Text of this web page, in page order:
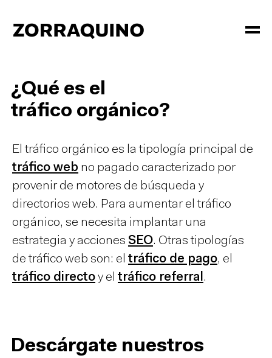
¿Qué es el
tráfico orgánico?
El tráfico orgánico es latipología principal de
tráfico web no pagado caracterizado por
provenir de motores de búsqueda y
directorios web. Para aumentar el tráfico
orgánico, se necesita implantar una
estrategia y acciones SEO. Otras tipologías
de tráfico web son: el tráfico de pago, el
tráfico directoy el tráfico referral .
Descárgate nuestros